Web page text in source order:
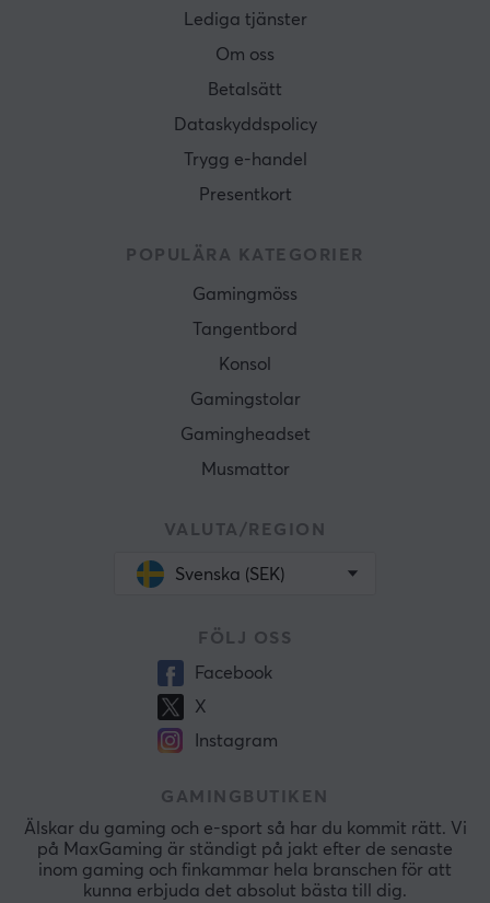
Lediga tjänster
Om oss
Betalsätt
Dataskyddspolicy
Trygg e-handel
Presentkort
POPULÄRA KATEGORIER
Gamingmöss
Tangentbord
Konsol
Gamingstolar
Gamingheadset
Musmattor
VALUTA/REGION
Svenska (SEK)
FÖLJ OSS
Facebook
X
Instagram
GAMINGBUTIKEN
Älskar du gaming och e-sport så har du kommit rätt. Vi
på MaxGaming är ständigt på jakt efter de senaste
inom gaming och finkammar hela branschen för att
kunna erbjuda det absolut bästa till dig.